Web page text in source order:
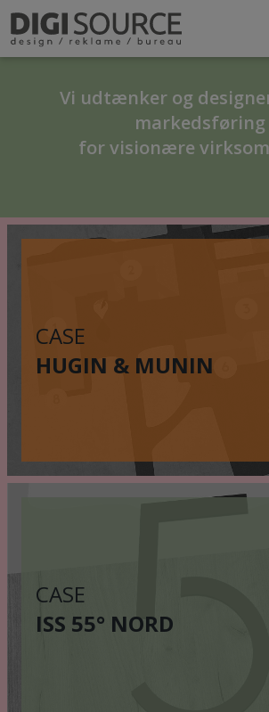
Vi udtænker og
markedsføring
for visionære
CASE
HUGIN & MUNIN
CASE
ISS 55° NORD